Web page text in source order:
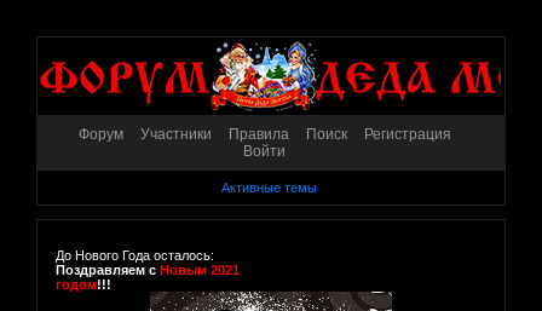
Форум Участники Правила Поиск
Регистрация
Войти
Активные темы
До Нового Года осталось:
Поздравляем с Новым 2021
годом!!!